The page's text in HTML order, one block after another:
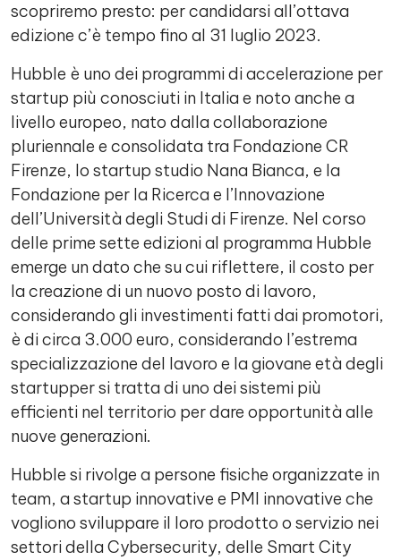
scopriremo presto: per candidarsi all’ottava
edizione c’è tempo fino al 31 luglio 2023.
Hubble è uno dei programmi di accelerazione per
startup più conosciuti in Italia e noto anche a
livello europeo, nato dalla collaborazione
pluriennale e consolidata tra Fondazione CR
Firenze, lo startup studio Nana Bianca, e la
Fondazione per la Ricerca e l’Innovazione
dell’Università degli Studi di Firenze. Nel corso
delle prime sette edizioni al programma Hubble
emerge un dato che su cui riflettere, il costo per
la creazione di un nuovo posto di lavoro,
considerando gli investimenti fatti dai promotori,
è di circa 3.000 euro, considerando l’estrema
specializzazione del lavoro e la giovane età degli
startupper si tratta di uno dei sistemi più
efficienti nel territorio per dare opportunità alle
nuove generazioni.
Hubble si rivolge a persone fisiche organizzate in
team, a startup innovative e PMI innovative che
vogliono sviluppare il loro prodotto o servizio nei
settori della Cybersecurity, delle Smart City